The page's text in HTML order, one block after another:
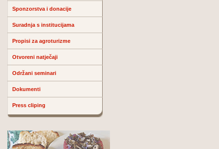
Sponzorstva i donacije
Suradnja s institucijama
Propisi za agroturizme
Otvoreni natječaji
Održani seminari
Dokumenti
Press cliping